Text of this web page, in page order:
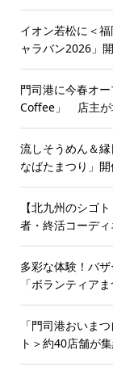
イオン若松に＜
ャラバン2026」
門司港に今春オ
Coffee」 店主が
流しそうめん＆
なばたまつり」
【北九州のシゴ
者・終活コーデ
多彩な体験！バ
「ボランティア
「門司港おいま
ト＞約40店舗が